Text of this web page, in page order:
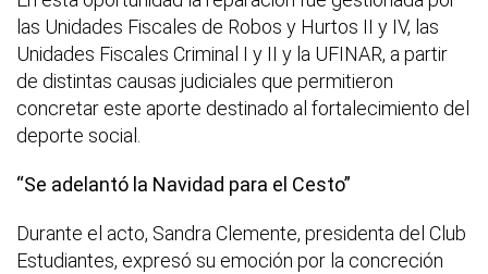
las Unidades Fiscales de Robos y Hurtos II y IV, las
Unidades Fiscales Criminal I y II y la UFINAR, a partir
de distintas causas judiciales que permitieron
concretar este aporte destinado al fortalecimiento del
deporte social.
“Se adelantó la Navidad para el Cesto”
Durante el acto, Sandra Clemente, presidenta del Club
Estudiantes, expresó su emoción por la concreción